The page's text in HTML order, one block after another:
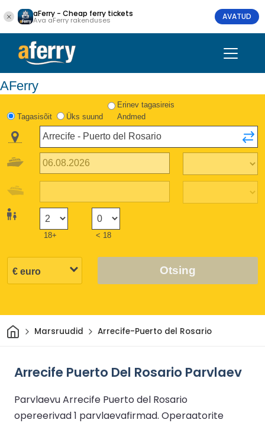
aFerry - Cheap ferry tickets
Ava aFerry rakenduses AVATUD
AFerry
Tagasisõit Üks suund
Erinev tagasireis
Andmed
18+ < 18
Otsing
Avaleht
Marsruudid Arrecife-Puerto del Rosario
Arrecife Puerto Del Rosario Parvlaev
Parvlaevu Arrecife Puerto del Rosario
opereerivad 1 parvlaevafirmad. Operaatorite